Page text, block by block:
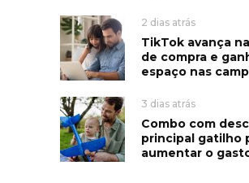
2 dias atrás
TikTok avança
de compra e
espaço nas
3 dias atrás
Combo com
principal gatilho
aumentar o